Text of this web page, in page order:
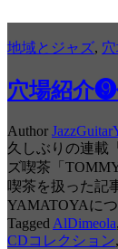
地域とジャズ,
穴場紹介
Author
久しぶりの連載
ズ喫茶「
喫茶を扱った記
YAMATOYAに
Tagged AlDimeola,
CDコレクション,